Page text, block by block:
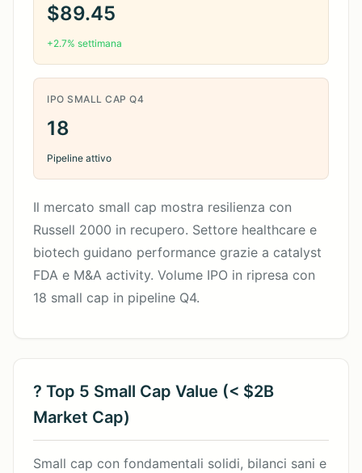
$89.45
+2.7% settimana
IPO SMALL CAP Q4
18
Pipeline attivo
Il mercato small cap mostra resilienza con
Russell 2000 in recupero. Settore healthcare e
biotech guidano performance grazie a catalyst
FDA e M&A activity. Volume IPO in ripresa con
18 small cap in pipeline Q4.
? Top 5 Small Cap Value (< $2B
Market Cap)
Small cap con fondamentali solidi, bilanci sani e